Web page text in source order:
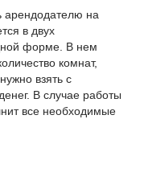
арендодателю на
в двух
форме. В нем
комнат,
взять с
В случае работы
все необходимые